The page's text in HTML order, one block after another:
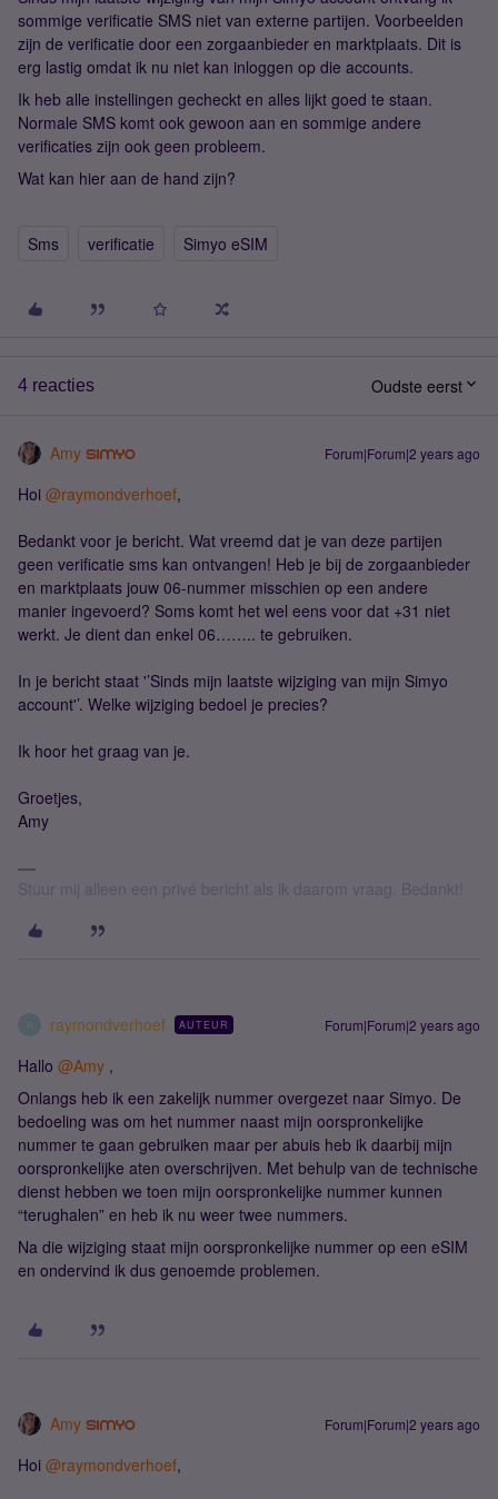
sommige verificatie SMS niet van externe partijen. Voorbeelden
zijn de verificatie door een zorgaanbieder en marktplaats. Dit is
erg lastig omdat ik nu niet kan inloggen op die accounts.
Ik heb alle instellingen gecheckt en alles lijkt goed te staan.
Normale SMS komt ook gewoon aan en sommige andere
verificaties zijn ook geen probleem.
Wat kan hier aan de hand zijn?
Sms verificatie Simyo eSIM
4 reacties Oudste eerst
Amy Forum|Forum|2 years ago
Hoi @raymondverhoef,
Bedankt voor je bericht. Wat vreemd dat je van deze partijen
geen verificatie sms kan ontvangen! Heb je bij de zorgaanbieder
en marktplaats jouw 06-nummer misschien op een andere
manier ingevoerd? Soms komt het wel eens voor dat +31 niet
werkt. Je dient dan enkel 06…….. te gebruiken.
In je bericht staat '’Sinds mijn laatste wijziging van mijn Simyo
account'’. Welke wijziging bedoel je precies?
Ik hoor het graag van je.
Groetjes,
Amy
Stuur mij alleen een privé bericht als ik daarom vraag. Bedankt!
raymondverhoef AUTEUR Forum|Forum|2 years ago
Hallo @Amy ,
Onlangs heb ik een zakelijk nummer overgezet naar Simyo. De
bedoeling was om het nummer naast mijn oorspronkelijke
nummer te gaan gebruiken maar per abuis heb ik daarbij mijn
oorspronkelijke aten overschrijven. Met behulp van de technische
dienst hebben we toen mijn oorspronkelijke nummer kunnen
“terughalen” en heb ik nu weer twee nummers.
Na die wijziging staat mijn oorspronkelijke nummer op een eSIM
en ondervind ik dus genoemde problemen.
Amy Forum|Forum|2 years ago
Hoi @raymondverhoef,